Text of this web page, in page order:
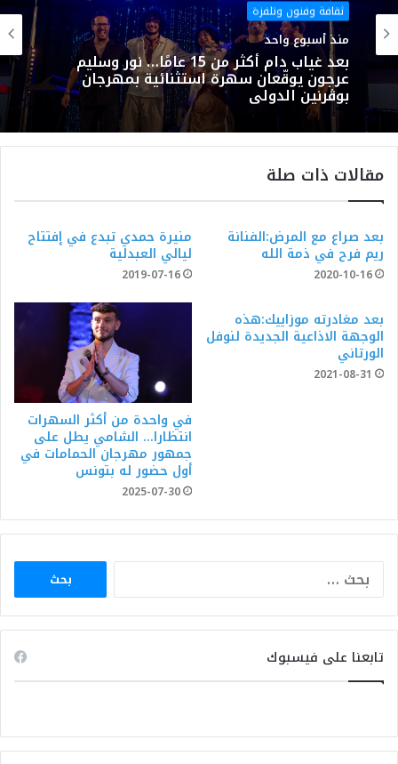
ثقافة وفنون وتلفزة
منذ أسبوع واحد
بعد غياب دام أكثر من 15 عامًا… نور وسليم
عرجون يوقّعان سهرة استثنائية بمهرجان
بوڨرنين الدولي
مقالات ذات صلة
بعد صراع مع المرض:الفنانة
ريم فرح في ذمة الله
2020-10-16
منيرة حمدي تبدع في إفتتاح
ليالي العبدلية
2019-07-16
بعد مغادرته موزاييك:هذه
الوجهة الاذاعية الجديدة لنوفل
الورتاني
2021-08-31
في واحدة من أكثر السهرات
انتظارا… الشامي يطل على
جمهور مهرجان الحمامات في
أول حضور له بتونس
2025-07-30
البحث
تابعنا على فيسبوك